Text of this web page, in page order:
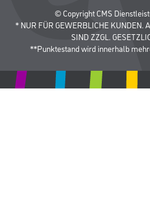
© Copyright CMS
* NUR FÜR GEWERBLICHE KUNDEN.
SIND ZZGL.
**Punktestand wird innerhalb